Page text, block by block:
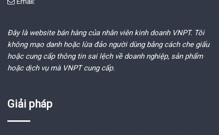
Đây là website bán hàng của nhân viên kinh doanh VNPT. Tôi
không mạo danh hoặc lừa đảo người dùng bằng cách che giấu
hoặc cung cấp thông tin sai lệch về doanh nghiệp, sản phẩm
hoặc dịch vụ mà VNPT cung cấp.
Giải pháp